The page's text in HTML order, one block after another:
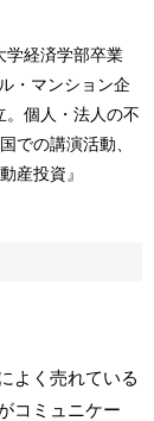
学経済学部卒業
・マンション企
。個人・法人の不
での講演活動、
産投資』
よく売れている
コミュニケー